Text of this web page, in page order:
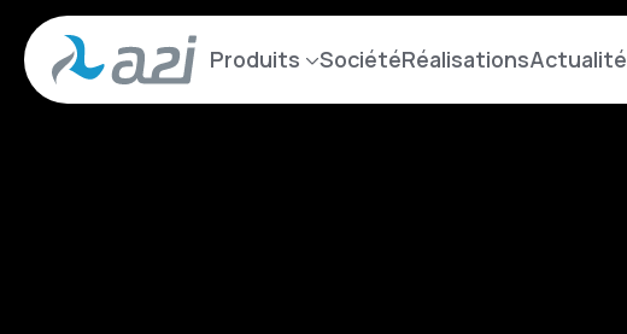
Aller
au
contenu
Produits SociétéRéalisations